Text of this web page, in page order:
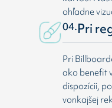
ohľadne
04.Pri
Pri
ako benefit
dispozícii,
vonkajšej